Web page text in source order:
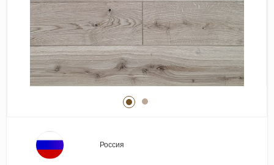
Стеновые панели
Лепнина
Клеевая продукция
Паркетные лаки и масла
Плинтус
Россия